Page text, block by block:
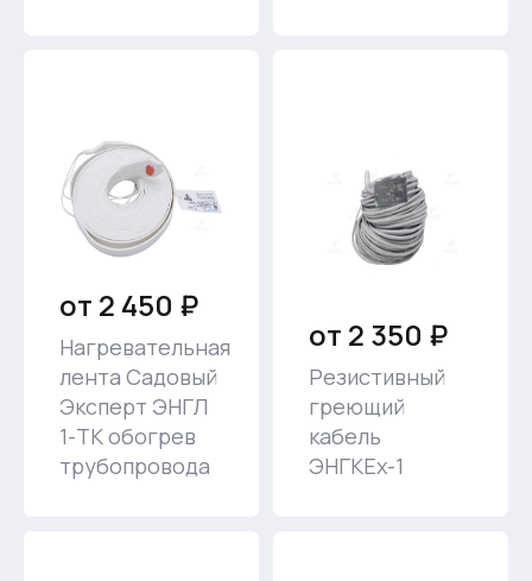
от 2 450 ₽
Нагревательная
лента Садовый
Эксперт ЭНГЛ
1-ТК обогрев
трубопровода
от 2 350 ₽
Резистивный
греющий
кабель
ЭНГКЕх-1